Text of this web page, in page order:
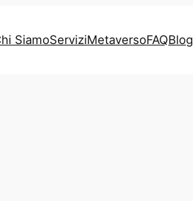
SiamoServiziMetaversoFAQBlog